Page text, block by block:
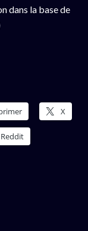
dans la base de
X
Reddit